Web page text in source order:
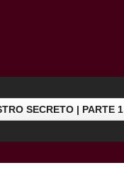
SECRETO | PARTE 1